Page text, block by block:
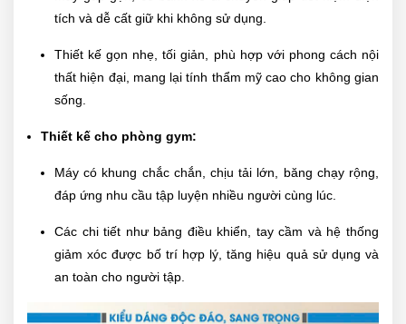
tích và dễ cất giữ khi không sử dụng.
Thiết kế gọn nhẹ, tối giản, phù hợp với phong cách nội
thất hiện đại, mang lại tính thẩm mỹ cao cho không gian
sống.
Thiết kế cho phòng gym:
Máy có khung chắc chắn, chịu tải lớn, băng chạy rộng,
đáp ứng nhu cầu tập luyện nhiều người cùng lúc.
Các chi tiết như bảng điều khiển, tay cầm và hệ thống
giảm xóc được bố trí hợp lý, tăng hiệu quả sử dụng và
an toàn cho người tập.